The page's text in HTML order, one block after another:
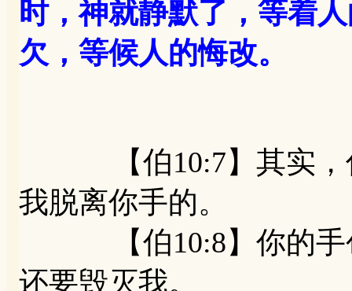
时，神就静默了，等着
欠，等候人的悔改。
【伯10:7】其实，你
我脱离你手的。
【伯10:8】你的手创
还要毁灭我。